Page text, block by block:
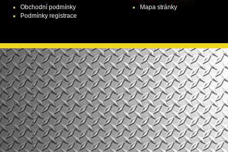
Obchodní podmínky
Podmínky registrace
Mapa stránky